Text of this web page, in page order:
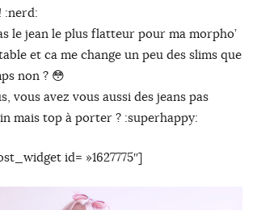
le jean le plus flatteur pour ma morpho’
et ca me change un peu des slims que
non ? 😳
vous avez vous aussi des jeans pas
mais top à porter ? :superhappy:
id= »1627775″]